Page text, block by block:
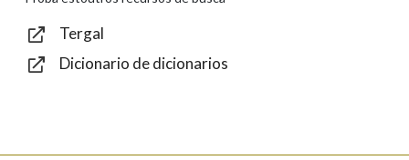
Tergal
Dicionario de dicionarios